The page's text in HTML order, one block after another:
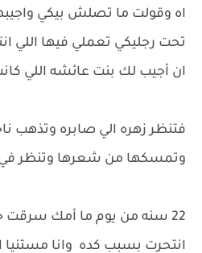
اه وقولت ما تصلش بيكي
تحت رجليكي تعملي فيها اللي
ان أجيب لك بنت عائشه اللي
فتنظر زهره الي صابره وتذهب
وتمسكها من شعرها وتنظر في
22 سنه من يوم ما أمك سرقت
انتحرت بسبب كده وانا